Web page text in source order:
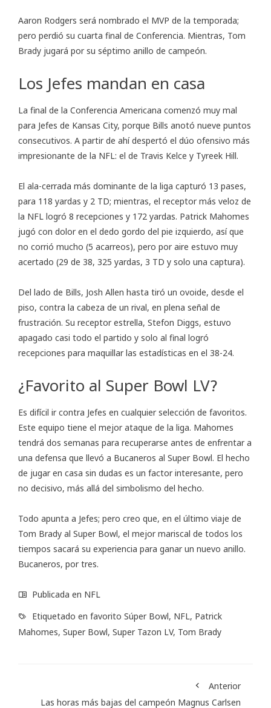
Aaron Rodgers será nombrado el MVP de la temporada;
pero perdió su cuarta final de Conferencia. Mientras, Tom
Brady jugará por su séptimo anillo de campeón.
Los Jefes mandan en casa
La final de la Conferencia Americana comenzó muy mal
para Jefes de Kansas City, porque Bills anotó nueve puntos
consecutivos. A partir de ahí despertó el dúo ofensivo más
impresionante de la NFL: el de Travis Kelce y Tyreek Hill.
El ala-cerrada más dominante de la liga capturó 13 pases,
para 118 yardas y 2 TD; mientras, el receptor más veloz de
la NFL logró 8 recepciones y 172 yardas. Patrick Mahomes
jugó con dolor en el dedo gordo del pie izquierdo, así que
no corrió mucho (5 acarreos), pero por aire estuvo muy
acertado (29 de 38, 325 yardas, 3 TD y solo una captura).
Del lado de Bills, Josh Allen hasta tiró un ovoide, desde el
piso, contra la cabeza de un rival, en plena señal de
frustración. Su receptor estrella, Stefon Diggs, estuvo
apagado casi todo el partido y solo al final logró
recepciones para maquillar las estadísticas en el 38-24.
¿Favorito al Super Bowl LV?
Es difícil ir contra Jefes en cualquier selección de favoritos.
Este equipo tiene el mejor ataque de la liga. Mahomes
tendrá dos semanas para recuperarse antes de enfrentar a
una defensa que llevó a Bucaneros al Super Bowl. El hecho
de jugar en casa sin dudas es un factor interesante, pero
no decisivo, más allá del simbolismo del hecho.
Todo apunta a Jefes; pero creo que, en el último viaje de
Tom Brady al Super Bowl, el mejor mariscal de todos los
tiempos sacará su experiencia para ganar un nuevo anillo.
Bucaneros, por tres.
Publicada en NFL
Etiquetado en favorito Súper Bowl, NFL, Patrick
Mahomes, Super Bowl, Super Tazon LV, Tom Brady
Anterior
Las horas más bajas del campeón Magnus Carlsen